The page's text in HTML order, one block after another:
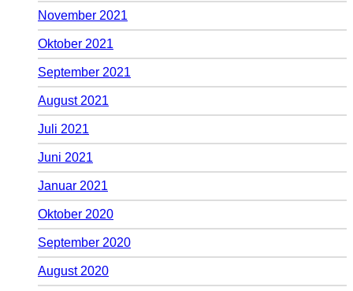
November 2021
Oktober 2021
September 2021
August 2021
Juli 2021
Juni 2021
Januar 2021
Oktober 2020
September 2020
August 2020